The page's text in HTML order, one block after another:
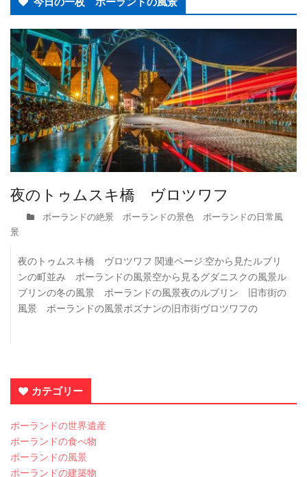
夜のトゥムスキ橋 ヴロツワフ
ポーランドの絶景 ポーランドの景色 ポーランドの日常風
景
夜のトゥムスキ橋 ヴロツワフ 関連ページ:空から見たルブリ
ンの町並み ポーランドの風景空から見るグダニスクの風景ル
ブリンの冬の風景 ポーランドの風景夜のルブリン 旧市街の
風景 ポーランドの風景ポズナンの旧市街ヴロツワフの
カテゴリー
ポーランドの世界遺産
ポーランドの食べ物
ポーランドの風景
ポーランドの建築物